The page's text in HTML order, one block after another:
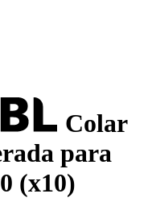
Colar
para
(x10)